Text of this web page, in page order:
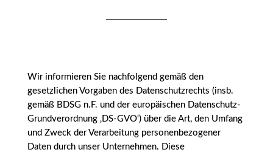
Wir informieren Sie nachfolgend gemäß den
gesetzlichen Vorgaben des Datenschutzrechts (insb.
gemäß BDSG n.F. und der europäischen Datenschutz-
Grundverordnung ‚DS-GVO‘) über die Art, den Umfang
und Zweck der Verarbeitung personenbezogener
Daten durch unser Unternehmen. Diese